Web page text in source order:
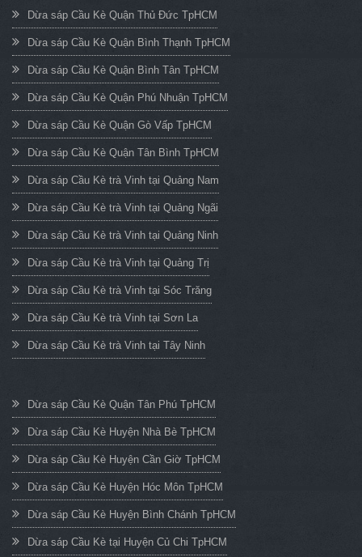
Dừa sáp Cầu Kè Quận Thủ Đức TpHCM
Dừa sáp Cầu Kè Quận Bình Thạnh TpHCM
Dừa sáp Cầu Kè Quận Bình Tân TpHCM
Dừa sáp Cầu Kè Quận Phú Nhuận TpHCM
Dừa sáp Cầu Kè Quận Gò Vấp TpHCM
Dừa sáp Cầu Kè Quận Tân Bình TpHCM
Dừa sáp Cầu Kè trà Vinh tại Quảng Nam
Dừa sáp Cầu Kè trà Vinh tại Quảng Ngãi
Dừa sáp Cầu Kè trà Vinh tại Quảng Ninh
Dừa sáp Cầu Kè trà Vinh tại Quảng Trị
Dừa sáp Cầu Kè trà Vinh tại Sóc Trăng
Dừa sáp Cầu Kè trà Vinh tại Sơn La
Dừa sáp Cầu Kè trà Vinh tại Tây Ninh
Dừa sáp Cầu Kè Quận Tân Phú TpHCM
Dừa sáp Cầu Kè Huyện Nhà Bè TpHCM
Dừa sáp Cầu Kè Huyện Cần Giờ TpHCM
Dừa sáp Cầu Kè Huyện Hóc Môn TpHCM
Dừa sáp Cầu Kè Huyện Bình Chánh TpHCM
Dừa sáp Cầu Kè tại Huyện Củ Chi TpHCM